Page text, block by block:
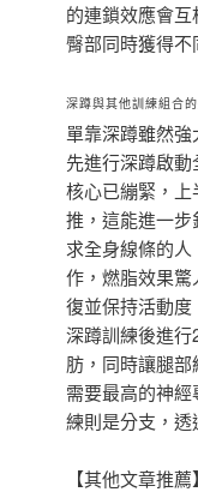
的連鎖效應會
臀部同時獲得不
深蹲與其他訓練組合
單靠深蹲雖然
先進行深蹲啟
核心已繃緊，
推，這能進一
求全身線條的
作，燃脂效果
復並保持活動
深蹲訓練後進
肪，同時讓腿
需要最高的神
練則是分支，透
【其他文章推薦】